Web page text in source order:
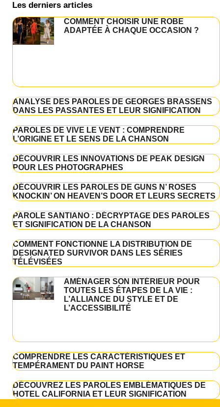
Les derniers articles
COMMENT CHOISIR UNE ROBE
ADAPTÉE À CHAQUE OCCASION ?
ANALYSE DES PAROLES DE GEORGES BRASSENS
DANS LES PASSANTES ET LEUR SIGNIFICATION
PAROLES DE VIVE LE VENT : COMPRENDRE
L’ORIGINE ET LE SENS DE LA CHANSON
DÉCOUVRIR LES INNOVATIONS DE PEAK DESIGN
POUR LES PHOTOGRAPHES
DÉCOUVRIR LES PAROLES DE GUNS N’ ROSES
KNOCKIN’ ON HEAVEN’S DOOR ET LEURS SECRETS
PAROLE SANTIANO : DÉCRYPTAGE DES PAROLES
ET SIGNIFICATION DE LA CHANSON
COMMENT FONCTIONNE LA DISTRIBUTION DE
DESIGNATED SURVIVOR DANS LES SÉRIES
TÉLÉVISÉES
AMÉNAGER SON INTÉRIEUR POUR
TOUTES LES ÉTAPES DE LA VIE :
L’ALLIANCE DU STYLE ET DE
L’ACCESSIBILITÉ
COMPRENDRE LES CARACTÉRISTIQUES ET
TEMPÉRAMENT DU PAINT HORSE
DÉCOUVREZ LES PAROLES EMBLÉMATIQUES DE
HOTEL CALIFORNIA ET LEUR SIGNIFICATION